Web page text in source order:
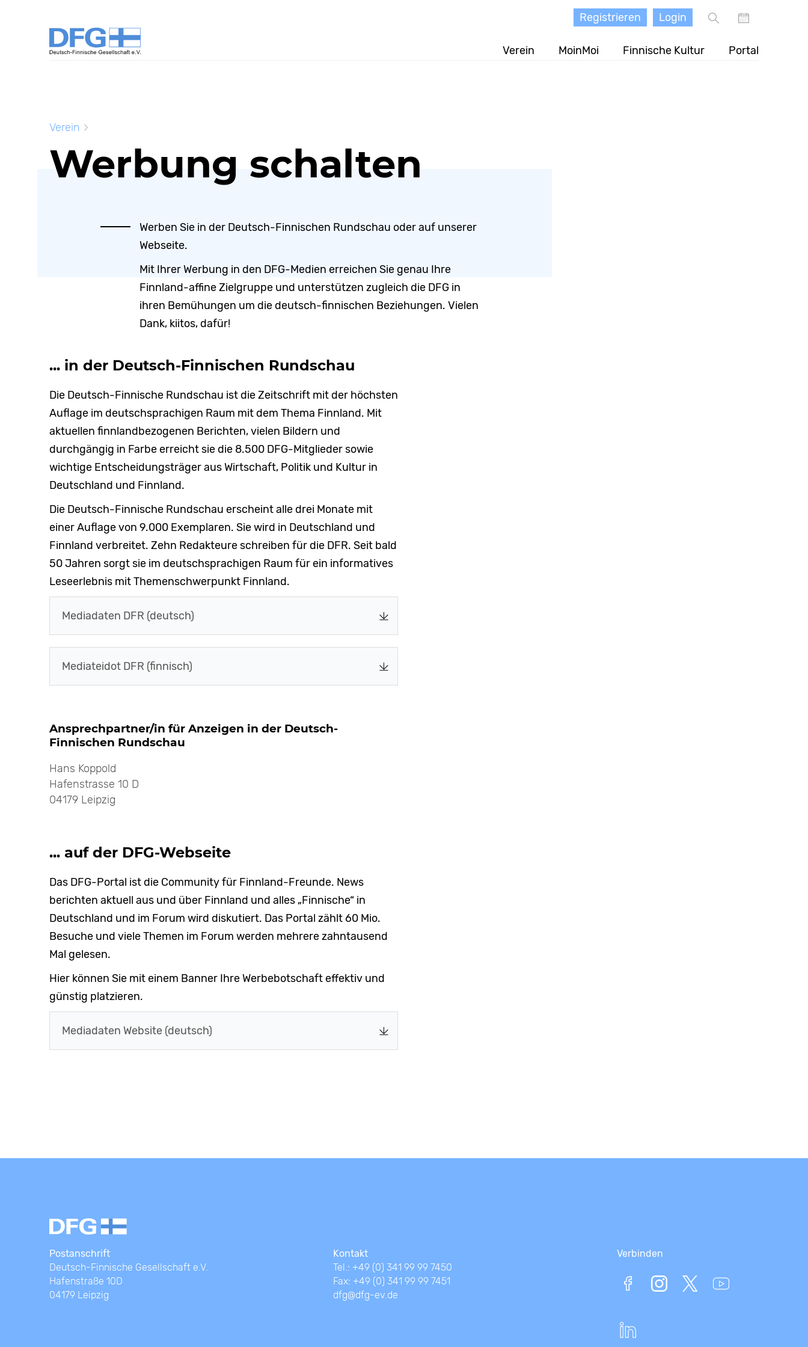
Verein MoinMoi Finnische Kultur Portal
Registrieren Login
Verein
Werbung schalten
Werben Sie in der Deutsch-Finnischen Rundschau oder auf unserer
Webseite.
Mit Ihrer Werbung in den DFG-Medien erreichen Sie genau Ihre
Finnland-affine Zielgruppe und unterstützen zugleich die DFG in
ihren Bemühungen um die deutsch-finnischen Beziehungen. Vielen
Dank, kiitos, dafür!
... in der Deutsch-Finnischen Rundschau
Die Deutsch-Finnische Rundschau ist die Zeitschrift mit der höchsten
Auflage im deutschsprachigen Raum mit dem Thema Finnland. Mit
aktuellen finnlandbezogenen Berichten, vielen Bildern und
durchgängig in Farbe erreicht sie die 8.500 DFG-Mitglieder sowie
wichtige Entscheidungsträger aus Wirtschaft, Politik und Kultur in
Deutschland und Finnland.
Die Deutsch-Finnische Rundschau erscheint alle drei Monate mit
einer Auflage von 9.000 Exemplaren. Sie wird in Deutschland und
Finnland verbreitet. Zehn Redakteure schreiben für die DFR. Seit bald
50 Jahren sorgt sie im deutschsprachigen Raum für ein informatives
Leseerlebnis mit Themenschwerpunkt Finnland.
Mediadaten DFR (deutsch)
Mediateidot DFR (finnisch)
Ansprechpartner/in für Anzeigen in der Deutsch-
Finnischen Rundschau
Hans Koppold
Hafenstrasse 10 D
04179 Leipzig
... auf der DFG-Webseite
Das DFG-Portal ist die Community für Finnland-Freunde. News
berichten aktuell aus und über Finnland und alles „Finnische“ in
Deutschland und im Forum wird diskutiert. Das Portal zählt 60 Mio.
Besuche und viele Themen im Forum werden mehrere zahntausend
Mal gelesen.
Hier können Sie mit einem Banner Ihre Werbebotschaft effektiv und
günstig platzieren.
Mediadaten Website (deutsch)
Postanschrift
Deutsch-Finnische Gesellschaft e.V.
Hafenstraße 10D
04179 Leipzig
Kontakt
Tel.: +49 (0) 341 99 99 7450
Fax: +49 (0) 341 99 99 7451
dfg@dfg-ev.de
Verbinden